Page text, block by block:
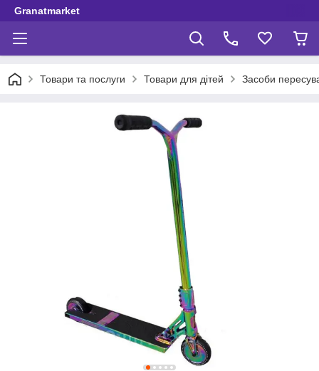
Granatmarket
Товари та послуги Товари для дітей Засоби